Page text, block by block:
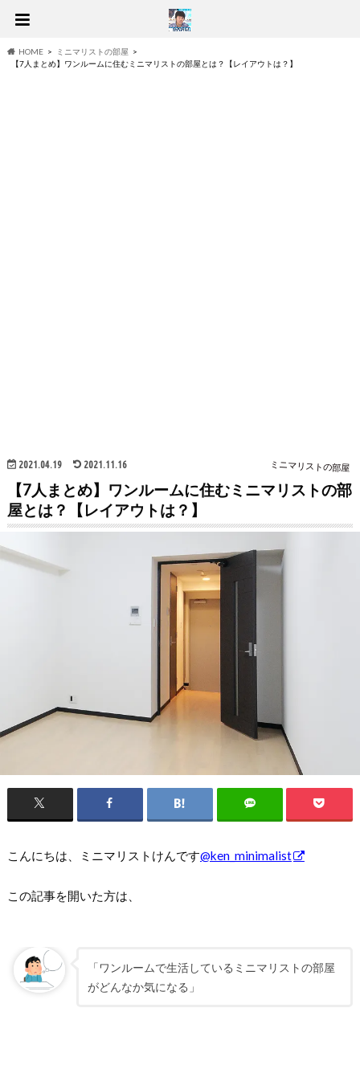
HOME
ミニマリストの部屋
【7人まとめ】ワンルームに住むミニマリストの部屋とは？【レイアウトは？】
2021.04.19 2021.11.16 ミニマリストの部屋
【7人まとめ】ワンルームに住むミニマリストの部
屋とは？【レイアウトは？】
こんにちは、ミニマリストけんです@ken_minimalist
この記事を開いた方は、
「ワンルームで生活しているミニマリストの部屋
がどんなか気になる」